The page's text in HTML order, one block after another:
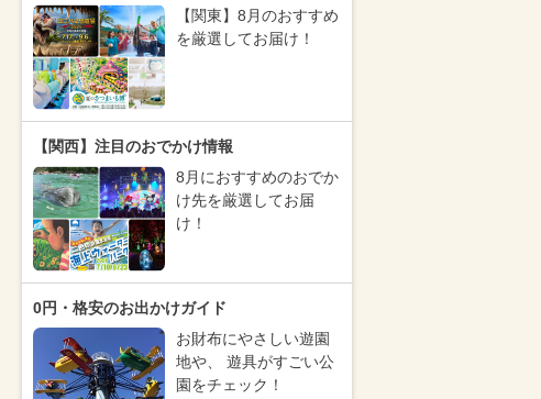
【関東】8月のおすすめ
を厳選してお届け！
【関西】注目のおでかけ情報
8月におすすめのおでか
け先を厳選してお届
け！
0円・格安のお出かけガイド
お財布にやさしい遊園
地や、 遊具がすごい公
園をチェック！